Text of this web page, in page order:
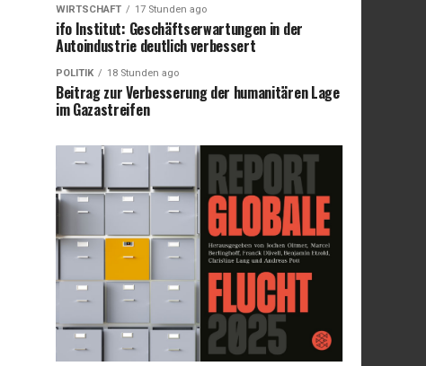
WIRTSCHAFT 17 Stunden ago
ifo Institut: Geschäftserwartungen in der
Autoindustrie deutlich verbessert
POLITIK 18 Stunden ago
Beitrag zur Verbesserung der humanitären Lage
im Gazastreifen